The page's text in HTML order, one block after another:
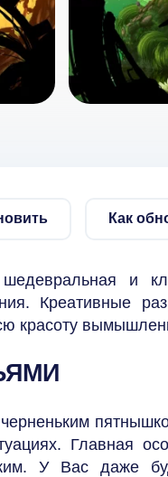
Как
и
Креативные
красоту
Главная
У Вас даже